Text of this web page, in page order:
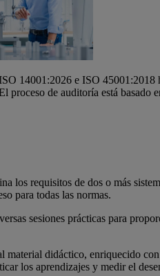
14001:2026 e ISO
de auditoría está basado
los requisitos de dos o más
para todas las normas.
sesiones prácticas para
didáctico, enriquecido
los aprendizajes y medir el